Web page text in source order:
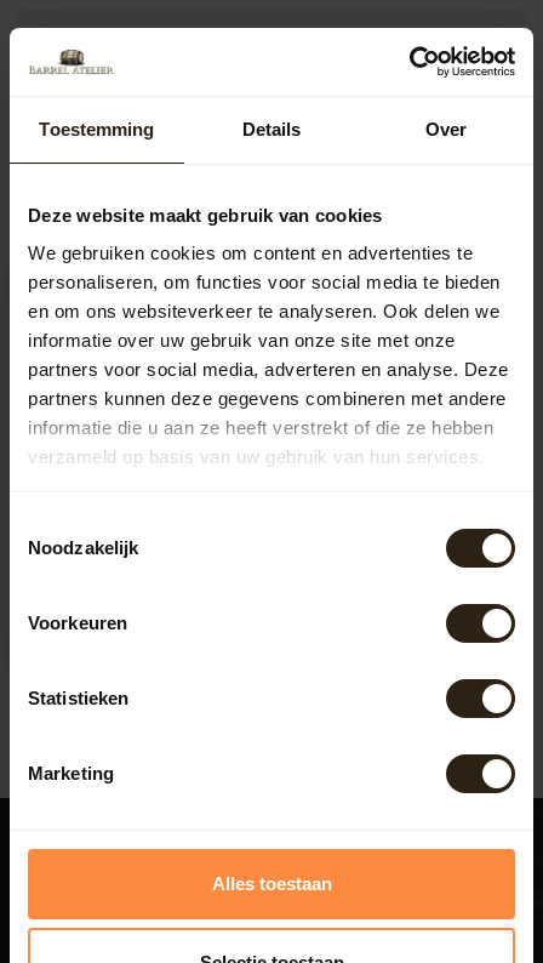
Toestemming Details Over
Deze website maakt gebruik van cookies
We gebruiken cookies om content en advertenties te
personaliseren, om functies voor social media te bieden
en om ons websiteverkeer te analyseren. Ook delen we
informatie over uw gebruik van onze site met onze
partners voor social media, adverteren en analyse. Deze
partners kunnen deze gegevens combineren met andere
informatie die u aan ze heeft verstrekt of die ze hebben
verzameld op basis van uw gebruik van hun services.
Noodzakelijk
Voorkeuren
Statistieken
Marketing
Alles toestaan
Neem gerust contact op met onze klantenservice op
Recent bekeken
324 ltr.
Artikelcode:
Bezoek ook ons experience